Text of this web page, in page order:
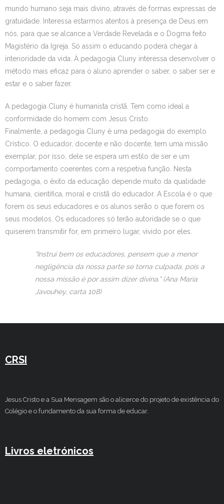
mundo humano seja mais divino, através de formas expressas de
gratuidade. Interessa estarmos atentos à presença de Deus em
nós, para que se alcance a Verdade Revelada e o Dogma feito
Magistério da Igreja. Só assim o educando poderá chegar à
interioridade da vida. À pedagogia Cluny interessa desenvolver o
método mais eficaz para o aluno aprender o saber, o saber ser e
estar e o saber fazer.
A pedagogia Cluny é humanista cristã. Tem como ideal a
conformidade do homem com Jesus Cristo.
Finalmente, a pedagogia Cluny é uma pedagogia do exemplo
Crístico. O educador, docente e não docente, tem uma missão
exemplar, por isso, dele se espera um estilo de ser e um
comportamento coerentes com a respetiva função. Nesta
pedagogia, o êxito da educação depende muito da qualidade
humana, científica, moral e cristã do educador. A Escola é o que
forem os seus educadores e os alunos serão o que forem os
seus modelos. Os educadores só terão autoridade se o que
quiserem transmitir for, em primeiro lugar, vivido por eles.
“Instruí bem os educadores, pensem que a menor
negligência da nossa parte se torna culpada, pois a
nossa missão é por assim dizer divina.” (Ana Maria
Javouhey, carta 108)
CRSI
Jesus Cristo e a Sua Mensagem são o alicerce do projeto de existência do
Colégio e o fundamento da sua forma de educar.
Livros eletrónicos